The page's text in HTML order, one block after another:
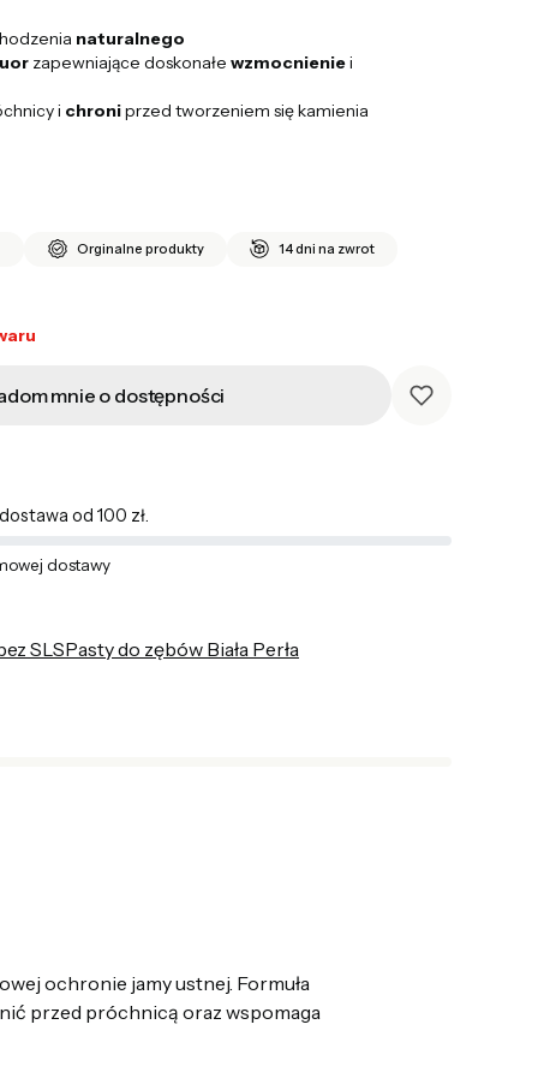
naturalnego
zapewniające doskonałe wzmocnieniei
i chroniprzed tworzeniem się kamienia
Orginalne produkty 14 dni na zwrot
mnie o dostępności
od 100 zł.
dostawy
SLSPasty do zębów Biała Perła
ochronie jamy ustnej. Formuła
przed próchnicą oraz wspomaga